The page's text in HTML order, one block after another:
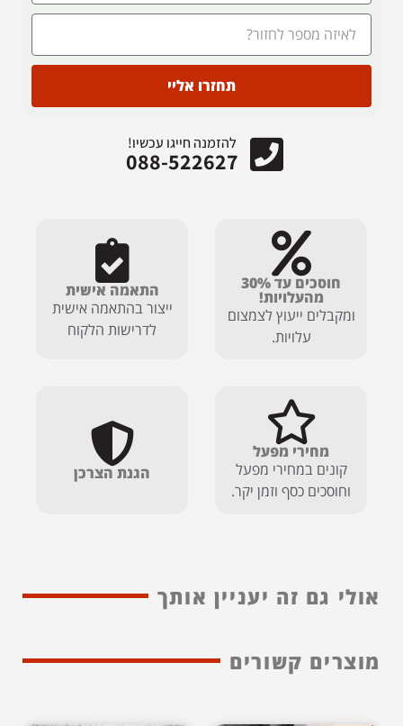
תחזרו אליי
להזמנה חייגו עכשיו!
088-522627
חוסכים עד 30%
מהעלויות!
ומקבלים ייעוץ לצמצום
עלויות.
התאמה אישית
ייצור בהתאמה אישית
לדרישות הלקוח
מחירי מפעל
קונים במחירי מפעל
וחוסכים כסף וזמן יקר.
הגנת הצרכן
אולי גם זה יעניין אותך
מוצרים קשורים